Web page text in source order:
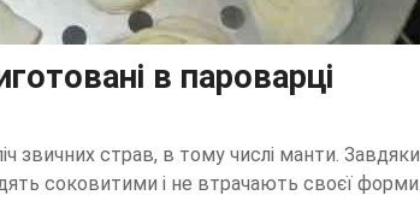
в пароварці
звичних страв, в тому числі манти. Завдяки
соковитими і не втрачають своєї форми.